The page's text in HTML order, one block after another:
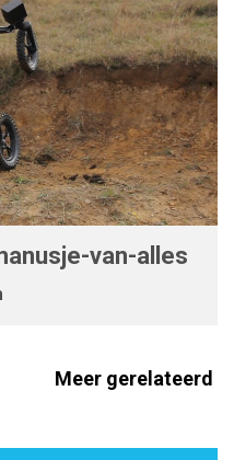
van-alles
Meer gerelateerd